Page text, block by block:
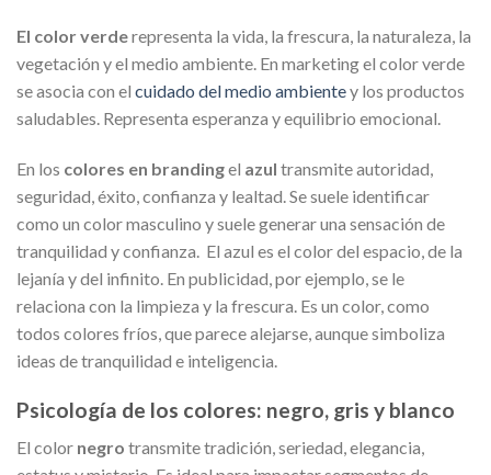
El color verderepresenta la vida, la frescura, la naturaleza, la
vegetación y el medio ambiente. En marketing el color verde
se asocia con el cuidado del medio ambientey los productos
saludables. Representa esperanza y equilibrio emocional.
En los colores en brandingel azul transmiteautoridad,
seguridad, éxito, confianza y lealtad. Se suele identificar
como un color masculino y suele generar una sensación de
tranquilidad y confianza. El azul es el color del espacio, de la
lejanía y del infinito. En publicidad, por ejemplo, se le
relaciona con la limpieza y la frescura. Es un color, como
todos colores fríos, que parece alejarse, aunque simboliza
ideas de tranquilidad e inteligencia.
Psicología de los colores: negro, gris y blanco
El color negro transmite tradición, seriedad, elegancia,